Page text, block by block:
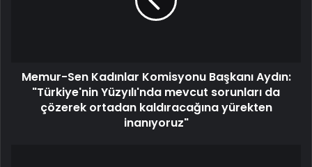
Memur-Sen Kadınlar Komisyonu Başkanı Aydın:
"Türkiye'nin Yüzyılı'nda mevcut sorunları da
çözerek ortadan kaldıracağına yürekten
inanıyoruz"